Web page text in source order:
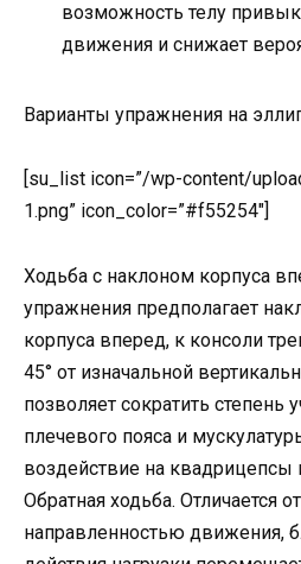
возможность телу
движения и снижает
Варианты упражнения на
[su_list icon=”/wp-content/
1.png” icon_color=”#f55254″]
Ходьба с наклоном корпуса
упражнения предполагает
корпуса вперед, к консоли
45° от изначальной
позволяет сократить степень
плечевого пояса и
воздействие на
Обратная ходьба. Отличается
направленностью движения,